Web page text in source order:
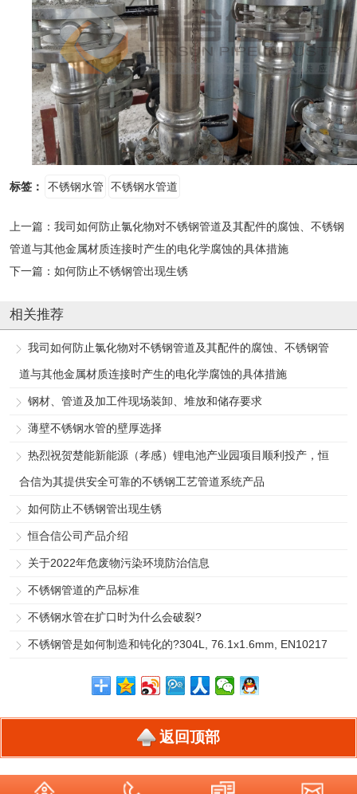
标签： 不锈钢水管 不锈钢水管道
上一篇： 我司如何防止氯化物对不锈钢管道及其配件的腐蚀、不锈钢
管道与其他金属材质连接时产生的电化学腐蚀的具体措施
下一篇： 如何防止不锈钢管出现生锈
相关推荐
我司如何防止氯化物对不锈钢管道及其配件的腐蚀、不锈钢管
道与其他金属材质连接时产生的电化学腐蚀的具体措施
钢材、管道及加工件现场装卸、堆放和储存要求
薄壁不锈钢水管的壁厚选择
热烈祝贺楚能新能源（孝感）锂电池产业园项目顺利投产，恒
合信为其提供安全可靠的不锈钢工艺管道系统产品
如何防止不锈钢管出现生锈
恒合信公司产品介绍
关于2022年危废物污染环境防治信息
不锈钢管道的产品标准
不锈钢水管在扩口时为什么会破裂?
不锈钢管是如何制造和钝化的?304L, 76.1x1.6mm, EN10217
返回顶部